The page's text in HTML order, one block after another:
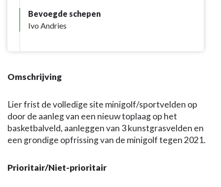
Bevoegde schepen
Ivo Andries
Omschrijving
Lier frist de volledige site minigolf/sportvelden op
door de aanleg van een nieuw toplaag op het
basketbalveld, aanleggen van 3 kunstgrasvelden en
een grondige opfrissing van de minigolf tegen 2021.
Prioritair/Niet-prioritair